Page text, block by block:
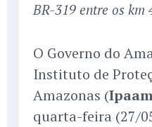
BR-319 entre os km
O Governo do
Instituto de
Amazonas (
quarta-feira (27/